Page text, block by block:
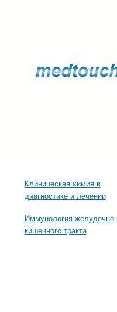
Клиническая химия в
диагностике и лечении
Иммунология желудочно-
кишечного тракта